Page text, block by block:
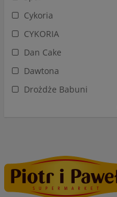
Cykoria
CYKORIA
Dan Cake
Dawtona
Drożdże Babuni